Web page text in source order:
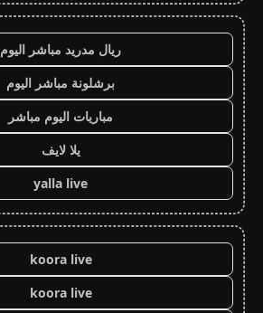
ريال مدريد مباشر اليوم
برشلونة مباشر اليوم
مباريات اليوم مباشر
يلا لايف
yalla live
koora live
koora live